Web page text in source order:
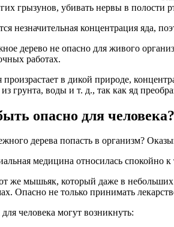
грызунов, убивать нервы в полости
незначительная концентрация яда,
дерево не опасно для живого
работах.
произрастает в дикой природе,
грунта, воды и т. д., так как яд
опасно для человека?
дерева попасть в организм?
медицина относилась спокойно
же мышьяк, который даже в небольших
Опасно не только принимать
человека могут возникнуть: